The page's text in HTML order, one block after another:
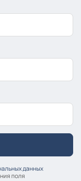
данных
поля